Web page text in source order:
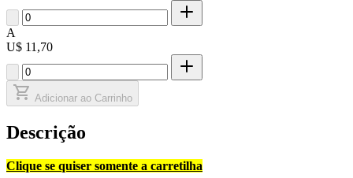
A
U$ 11,70
Adicionar ao Carrinho
Descrição
Clique se quiser somente a carretilha